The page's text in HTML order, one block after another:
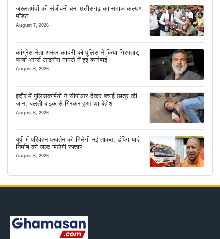
जरूरतमंदों की संजीवनी बना छत्तीसगढ़ का समाज कल्याण
मॉडल
August 7, 2026
कांग्रेस नेता अनवर कादरी को पुलिस ने किया गिरफ्तार,
फर्जी आर्म्स लाइसेंस मामले में हुई कार्रवाई
August 6, 2026
इंदौर में पुलिसकर्मियों ने सीपीआर देकर बचाई छात्र की
जान, चलती बाइक से गिरकर हुआ था बेहोश
August 6, 2026
यूपी में परिवहन प्रवर्तन को मिलेगी नई ताकत, डंपिंग यार्ड
निर्माण को जल्द मिलेगी रफ्तार
August 6, 2026